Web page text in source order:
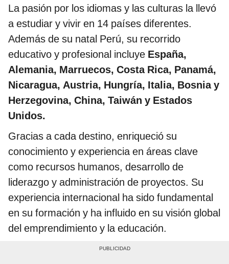
La pasión por los idiomas y las culturas la llevó
a estudiar y vivir en 14 países diferentes.
Además de su natal Perú, su recorrido
educativo y profesional incluye España,
Alemania, Marruecos, Costa Rica, Panamá,
Nicaragua, Austria, Hungría, Italia, Bosnia y
Herzegovina, China, Taiwán y Estados
Unidos.
Gracias a cada destino, enriqueció su
conocimiento y experiencia en áreas clave
como recursos humanos, desarrollo de
liderazgo y administración de proyectos. Su
experiencia internacional ha sido fundamental
en su formación y ha influido en su visión global
del emprendimiento y la educación.